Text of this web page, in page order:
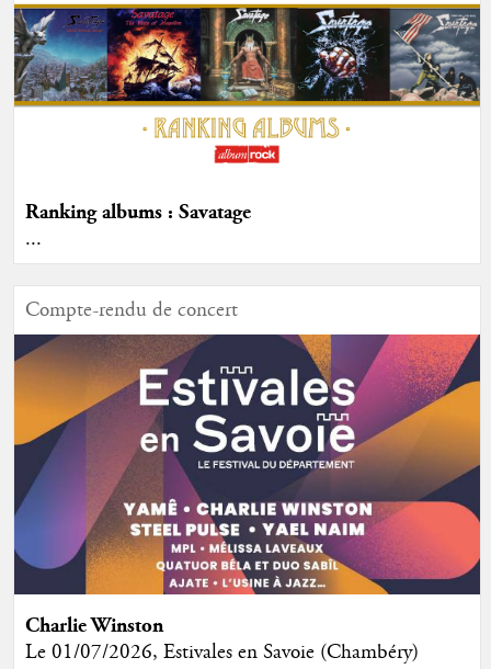
Ranking albums : Savatage
...
Compte-rendu de concert
Charlie Winston
Le 01/07/2026, Estivales en Savoie (Chambéry)